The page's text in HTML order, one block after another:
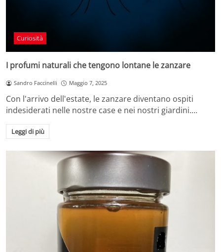
Curiosità
I profumi naturali che tengono lontane le zanzare
Sandro Faccinelli Maggio 7, 2025
Con l'arrivo dell'estate, le zanzare diventano ospiti
indesiderati nelle nostre case e nei nostri giardini.…
Leggi di più